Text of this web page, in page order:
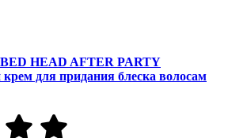
HEAD AFTER PARTY
для придания блеска волосам